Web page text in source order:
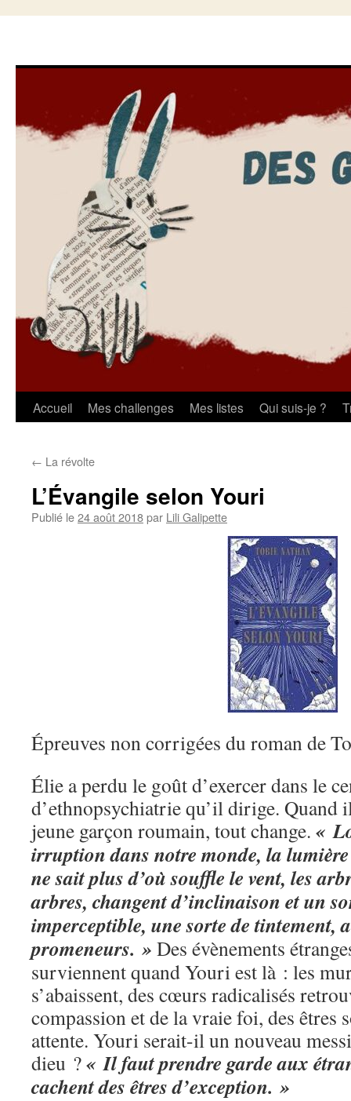
Aller
contenu
Accueil Mes challenges Mes listes Qui suis-je ?
← La révolte
L’Évangile selon Youri
Publié le24 août 2018par Lili Galipette
Épreuves non corrigées du roman de
Élie a perdu le goût d’exercer dans le
d’ethnopsychiatrie qu’il dirige. Quand
jeune garçon roumain, tout change. «
irruption dans notre monde, la
ne sait plus d’où souffle le vent, les
arbres, changent d’inclinaison et un
imperceptible, une sorte de tintement,
promeneurs. » Des évènements
surviennent quand Youri est là : les
s’abaissent, des cœurs radicalisés
compassion et de la vraie foi, des êtres
attente. Youri serait-il un nouveau
dieu ?« Il faut prendre garde aux
cachent des êtres d’exception. »